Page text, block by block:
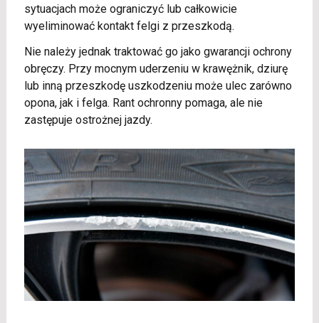
sytuacjach może ograniczyć lub całkowicie
wyeliminować kontakt felgi z przeszkodą.
Nie należy jednak traktować go jako gwarancji ochrony
obręczy. Przy mocnym uderzeniu w krawężnik, dziurę
lub inną przeszkodę uszkodzeniu może ulec zarówno
opona, jak i felga. Rant ochronny pomaga, ale nie
zastępuje ostrożnej jazdy.